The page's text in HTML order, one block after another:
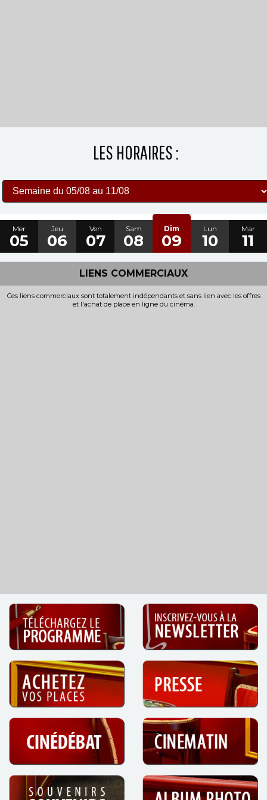
LES HORAIRES :
Mer
05
Jeu
06
Ven
07
Sam
08
Dim
09
Lun
10
Mar
11
LIENS COMMERCIAUX
Ces liens commerciaux sont totalement indépendants et sans lien avec les offres
et l'achat de place en ligne du cinéma.